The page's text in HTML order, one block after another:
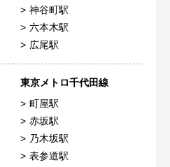
神谷町駅
六本木駅
広尾駅
東京メトロ千代田線
町屋駅
赤坂駅
乃木坂駅
表参道駅